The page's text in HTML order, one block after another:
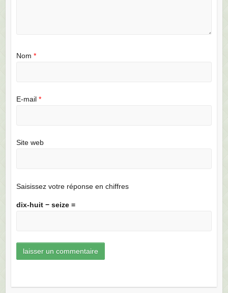
Nom *
E-mail *
Site web
Saisissez votre réponse en chiffres
dix-huit − seize =